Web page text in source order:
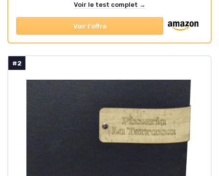
Voir le test complet →
Voir l'offre
#2